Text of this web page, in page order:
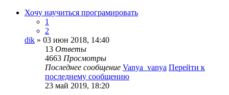
Хочу научиться програмировать
1
2
dik » 03 июн 2018, 14:40
13 Ответы
4663 Просмотры
Последнее сообщение Vanya_vanya Перейти к
последнему сообщению
23 май 2019, 18:20